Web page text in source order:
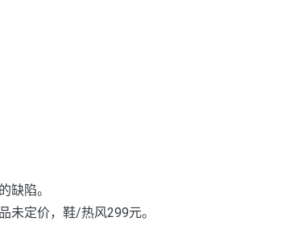
陷。
定价，鞋/热风299元。